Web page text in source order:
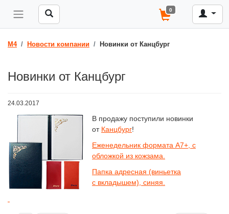
0
M4 Новости компании Новинки от Канцбург
Новинки от Канцбург
24.03.2017
В продажу поступили новинки
от Канцбург!
Еженедельник формата А7+, с
обложкой из кожзама.
Папка адресная (виньетка
с вкладышем), синяя.